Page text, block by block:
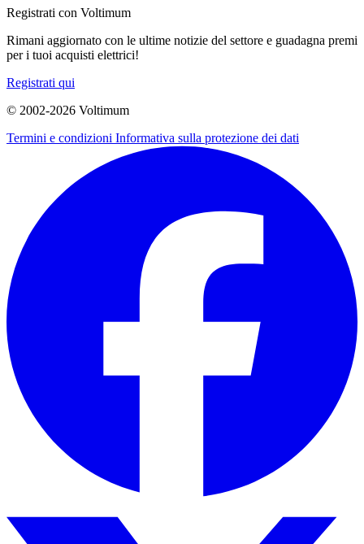
Registrati con Voltimum
Rimani aggiornato con le ultime notizie del settore e guadagna premi
per i tuoi acquisti elettrici!
Registrati qui
© 2002-2026 Voltimum
Termini e condizioni Informativa sulla protezione dei dati